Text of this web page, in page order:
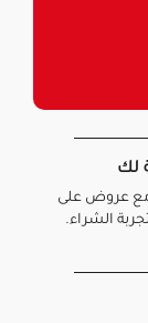
لك
عروض على
الشراء.